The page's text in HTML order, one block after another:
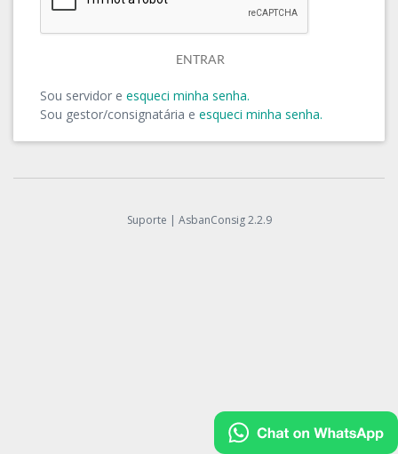
Sou servidor e esqueci minha senha.
Sou gestor/consignatária e esqueci minha senha.
Suporte | AsbanConsig 2.2.9